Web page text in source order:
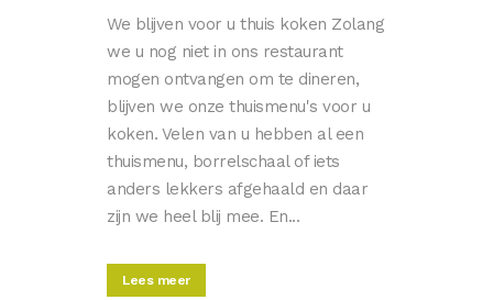
We blijven voor u thuis koken Zolang
we u nog niet in ons restaurant
mogen ontvangen om te dineren,
blijven we onze thuismenu's voor u
koken. Velen van u hebben al een
thuismenu, borrelschaal of iets
anders lekkers afgehaald en daar
zijn we heel blij mee. En...
Lees meer